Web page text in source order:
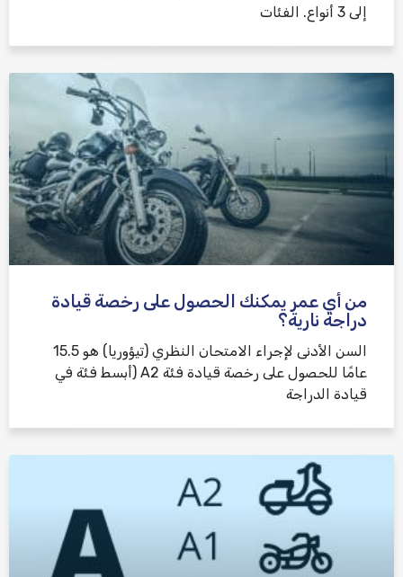
إلى 3 أنواع. الفئات
من أي عمر يمكنك الحصول على رخصة قيادة
دراجة نارية؟
السن الأدنى لإجراء الامتحان النظري (تيؤوريا) هو 15.5
عامًا للحصول على رخصة قيادة فئة A2 (أبسط فئة في
قيادة الدراجة